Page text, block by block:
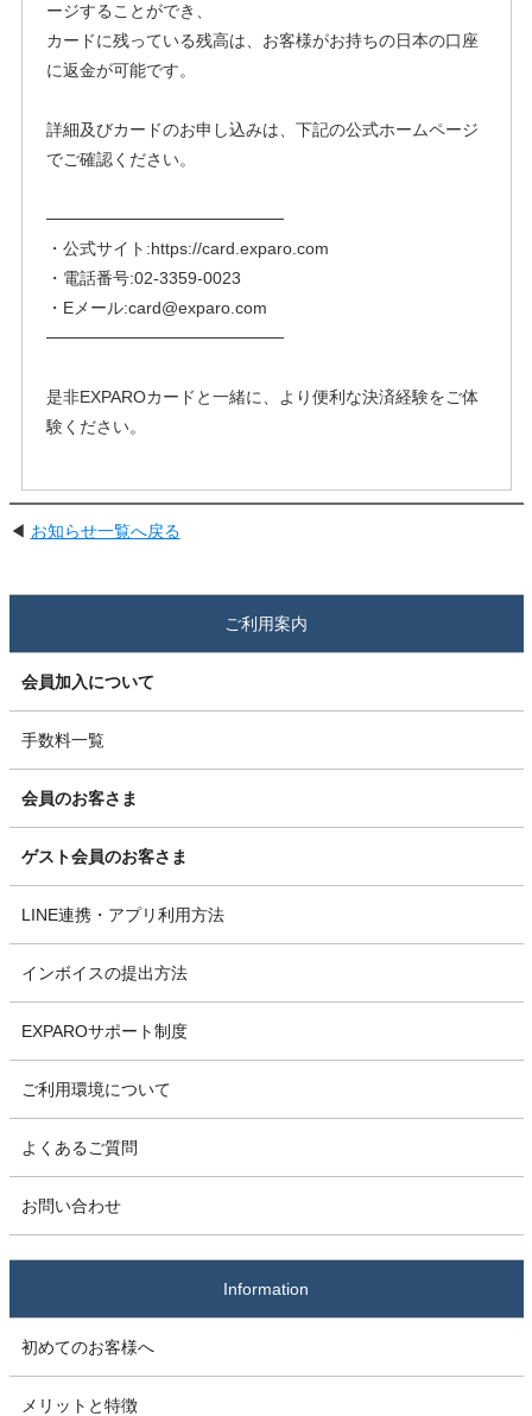
ージすることができ、
カードに残っている残高は、お客様がお持ちの日本の口座
に返金が可能です。
詳細及びカードのお申し込みは、下記の公式ホームページ
でご確認ください。
────────────────────
・公式サイト:https://card.exparo.com
・電話番号:02-3359-0023
・Eメール:card@exparo.com
────────────────────
是非EXPAROカードと一緒に、より便利な決済経験をご体
験ください。
◀ お知らせ一覧へ戻る
ご利用案内
会員加入について
手数料一覧
会員のお客さま
ゲスト会員のお客さま
LINE連携・アプリ利用方法
インボイスの提出方法
EXPAROサポート制度
ご利用環境について
よくあるご質問
お問い合わせ
Information
初めてのお客様へ
メリットと特徴